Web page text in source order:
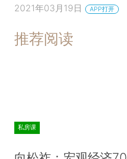
2021年03月19日 APP打开
推荐阅读
私房课